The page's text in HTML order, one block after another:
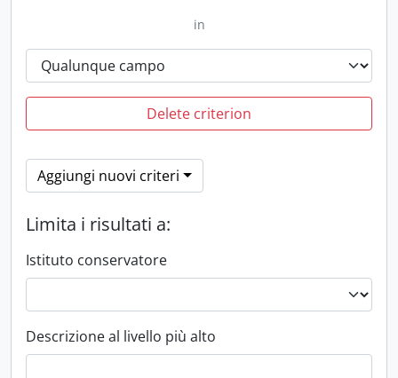
in
Delete criterion
Aggiungi nuovi criteri
Limita i risultati a:
Istituto conservatore
Descrizione al livello più alto